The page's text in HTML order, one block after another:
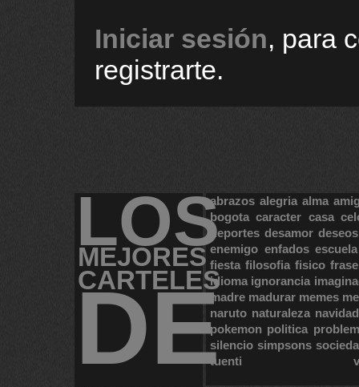
Iniciar sesión, para
registrarte.
LOS
MEJORES
CARTELES
DE
abrazos alegria alma
bogota caracter casa
deportes desamor deseos
enemigo enfados escuela
fiesta filosofia fisico
idioma ignorancia
madre madurar memes
naruto naturaleza navidad
pokemon politica
silencio simpsons
tuenti